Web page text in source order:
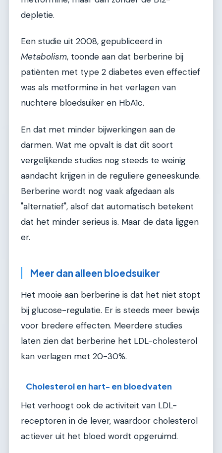
depletie.
Een studie uit 2008, gepubliceerd in
Metabolism, toonde aan dat berberine bij
patiënten met type 2 diabetes even effectief
was als metformine in het verlagen van
nuchtere bloedsuiker en HbA1c.
En dat met minder bijwerkingen aan de
darmen. Wat me opvalt is dat dit soort
vergelijkende studies nog steeds te weinig
aandacht krijgen in de reguliere geneeskunde.
Berberine wordt nog vaak afgedaan als
"alternatief", alsof dat automatisch betekent
dat het minder serieus is. Maar de data liggen
er.
Meer dan alleen bloedsuiker
Het mooie aan berberine is dat het niet stopt
bij glucose-regulatie. Er is steeds meer bewijs
voor bredere effecten. Meerdere studies
laten zien dat berberine het LDL-cholesterol
kan verlagen met 20-30%.
Cholesterol en hart- en bloedvaten
Het verhoogt ook de activiteit van LDL-
receptoren in de lever, waardoor cholesterol
actiever uit het bloed wordt opgeruimd.